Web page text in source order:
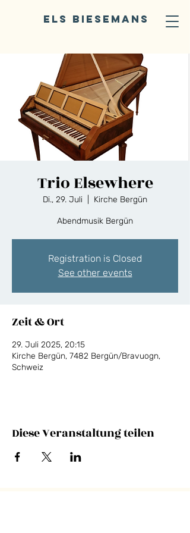
ELS BIESEMANS
Trio Elsewhere
Di., 29. Juli Kirche Bergün
Abendmusik Bergün
Registration is Closed
See other events
Zeit & Ort
29. Juli 2025, 20:15
Kirche Bergün, 7482 Bergün/Bravuogn,
Schweiz
Diese Veranstaltung teilen